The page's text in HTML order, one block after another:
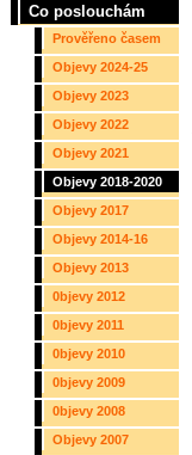
Co poslouchám
Prověřeno časem
Objevy 2024-25
Objevy 2023
Objevy 2022
Objevy 2021
Objevy 2018-2020
Objevy 2017
Objevy 2014-16
Objevy 2013
0bjevy 2012
0bjevy 2011
0bjevy 2010
0bjevy 2009
0bjevy 2008
Objevy 2007